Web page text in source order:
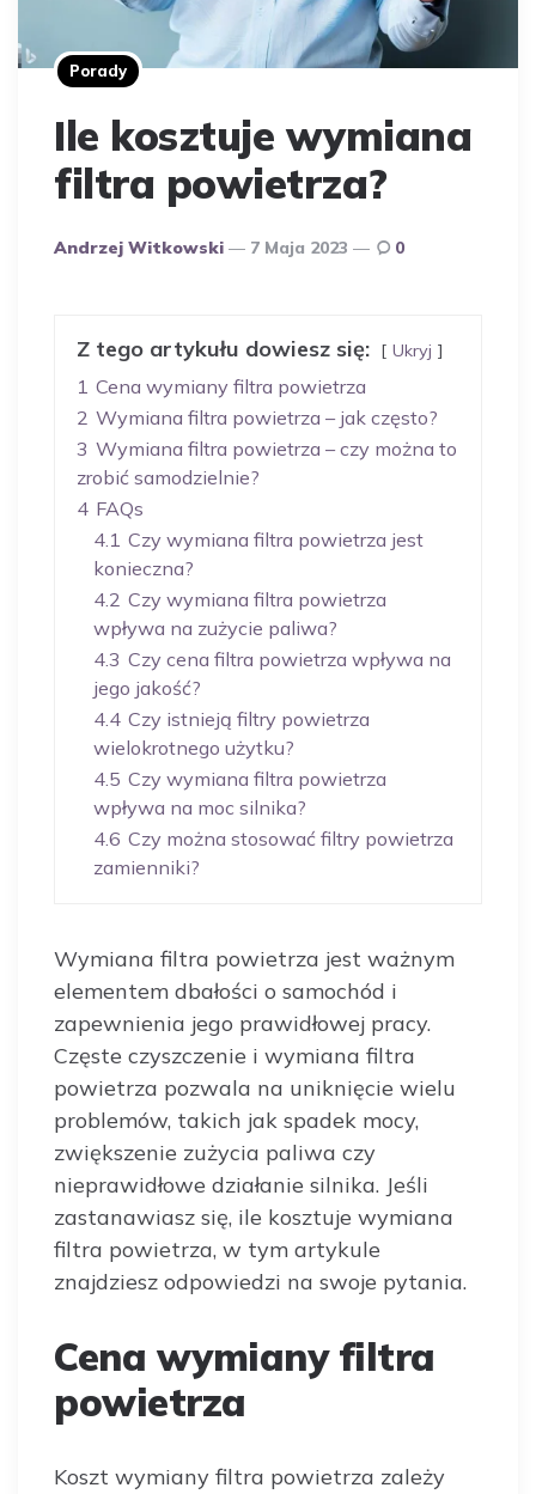
Porady
Ile kosztuje wymiana
filtra powietrza?
Opublikowany
Andrzej Witkowski 7 Maja 2023 0
Z tego artykułu dowiesz się: Ukryj
1 Cena wymiany filtra powietrza
2 Wymiana filtra powietrza – jak często?
3 Wymiana filtra powietrza – czy można to
zrobić samodzielnie?
4 FAQs
4.1 Czy wymiana filtra powietrza jest
konieczna?
4.2 Czy wymiana filtra powietrza
wpływa na zużycie paliwa?
4.3 Czy cena filtra powietrza wpływa na
jego jakość?
4.4 Czy istnieją filtry powietrza
wielokrotnego użytku?
4.5 Czy wymiana filtra powietrza
wpływa na moc silnika?
4.6 Czy można stosować filtry powietrza
zamienniki?
Wymiana filtra powietrza jest ważnym
elementem dbałości o samochód i
zapewnienia jego prawidłowej pracy.
Częste czyszczenie i wymiana filtra
powietrza pozwala na uniknięcie wielu
problemów, takich jak spadek mocy,
zwiększenie zużycia paliwa czy
nieprawidłowe działanie silnika. Jeśli
zastanawiasz się, ile kosztuje wymiana
filtra powietrza, w tym artykule
znajdziesz odpowiedzi na swoje pytania.
Cena wymiany filtra
powietrza
Koszt wymiany filtra powietrza zależy